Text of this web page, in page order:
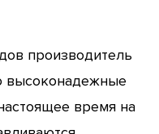
производитель
высоконадежные
время на